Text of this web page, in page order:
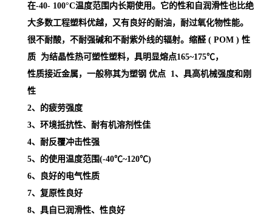
在-40- 100°C温度范围内长期使用。它的性和自润滑性也比绝
大多数工程塑料优越，又有良好的耐油，耐过氧化物性能。
很不耐酸，不耐强碱和不耐紫外线的辐射。缩醛 ( POM ) 性
质 为结晶性热可塑性塑料，具明显熔点165~175℃，
性质接近金属，一般称其为塑钢 优点 1、具高机械强度和刚
性
2、的疲劳强度
3、环境抵抗性、耐有机溶剂性佳
4、耐反覆冲击性强
5、的使用温度范围(-40℃~120℃)
6、良好的电气性质
7、复原性良好
8、具自已润滑性、性良好